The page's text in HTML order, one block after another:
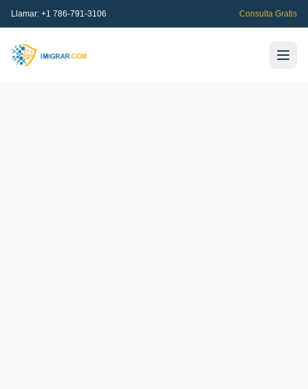
Llamar: +1 786-791-3106 Consulta Gratis